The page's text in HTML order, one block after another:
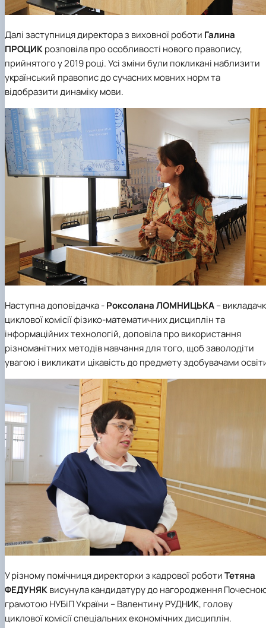
Далі заступниця директора з виховної роботи Галина
ПРОЦИКрозповіла про особливості нового правопису,
прийнятого у 2019 році. Усі зміни були покликані наблизити
український правопис до сучасних мовних норм та
відобразити динаміку мови.
Наступна доповідачка -Роксолана ЛОМНИЦЬКА–
циклової комісії фізико-математичних дисциплін та
інформаційних технологій, доповіла про використання
різноманітних методів навчання для того, щоб заволодіти
увагою і викликати цікавість до предмету здобувачами
У різному помічниця директорки з кадрової роботиТетяна
ФЕДУНЯКвисунула кандидатуру до нагородження
грамотою НУБіП України – Валентину РУДНИК, голову
циклової комісії спеціальних економічних дисциплін.